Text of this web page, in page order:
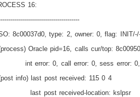
16:
8c00037d0, type: 2, owner: 0, flag:
Oracle pid=16, calls cur/top:
int error: 0, call error: 0, sess error:
info) last post received: 115 0 4
last post received-location: kslpsr